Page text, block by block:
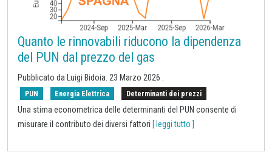
Quanto le rinnovabili riducono la dipendenza
del PUN dal prezzo del gas
Pubblicato da Luigi Bidoia. 23 Marzo 2026 .
PUN Energia Elettrica Determinanti dei prezzi
Una stima econometrica delle determinanti del PUN consente di
misurare il contributo dei diversi fattori [ leggi tutto ]